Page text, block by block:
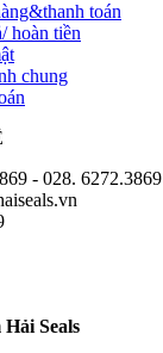
toán
hoàn tiền
chung
- 028. 6272.3869
Seals